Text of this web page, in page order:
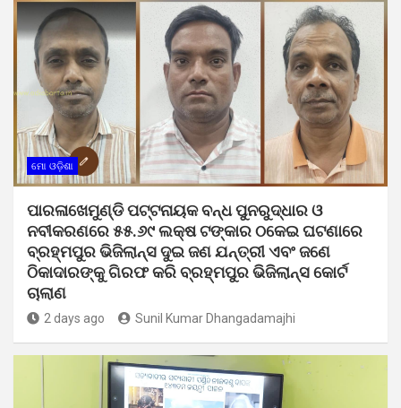
ମୋ ଓଡ଼ିଶା
ପାରଳାଖେମୁଣ୍ଡି ପଟ୍ଟନାୟକ ବନ୍ଧ ପୁନରୁଦ୍ଧାର ଓ
ନବୀକରଣରେ ୫୫.୬୯ ଲକ୍ଷ ଟଙ୍କାର ଠକେଇ ଘଟଣାରେ
ବ୍ରହ୍ମପୁର ଭିଜିଲାନ୍ସ ଦୁଇ ଜଣ ଯନ୍ତ୍ରୀ ଏବଂ ଜଣେ
ଠିକାଦାରଙ୍କୁ ଗିରଫ କରି ବ୍ରହ୍ମପୁର ଭିଜିଲାନ୍ସ କୋର୍ଟ
ଚାଲାଣ
2 days ago Sunil Kumar Dhangadamajhi